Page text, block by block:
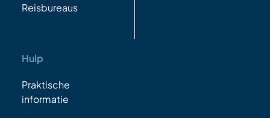
Reisbureaus
Hulp
Praktische
informatie